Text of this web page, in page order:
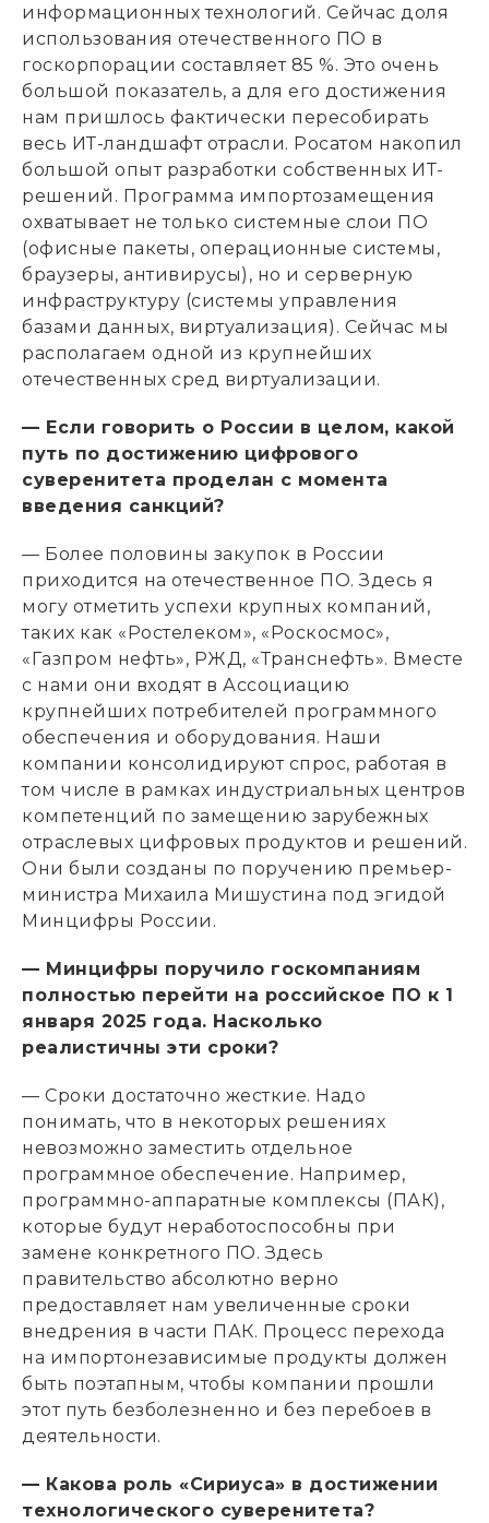
информационных технологий. Сейчас доля
использования отечественного ПО в
госкорпорации составляет 85 %. Это очень
большой показатель, а для его достижения
нам пришлось фактически пересобирать
весь ИТ-ландшафт отрасли. Росатом накопил
большой опыт разработки собственных ИТ-
решений. Программа импортозамещения
охватывает не только системные слои ПО
(офисные пакеты, операционные системы,
браузеры, антивирусы), но и серверную
инфраструктуру (системы управления
базами данных, виртуализация). Сейчас мы
располагаем одной из крупнейших
отечественных сред виртуализации.
— Если говорить о России в целом, какой
путь по достижению цифрового
суверенитета проделан с момента
введения санкций?
— Более половины закупок в России
приходится на отечественное ПО. Здесь я
могу отметить успехи крупных компаний,
таких как «Ростелеком», «Роскосмос»,
«Газпром нефть», РЖД, «Транснефть». Вместе
с нами они входят в Ассоциацию
крупнейших потребителей программного
обеспечения и оборудования. Наши
компании консолидируют спрос, работая в
том числе в рамках индустриальных центров
компетенций по замещению зарубежных
отраслевых цифровых продуктов и решений.
Они были созданы по поручению премьер-
министра Михаила Мишустина под эгидой
Минцифры России.
— Минцифры поручило госкомпаниям
полностью перейти на российское ПО к 1
января 2025 года. Насколько
реалистичны эти сроки?
— Сроки достаточно жесткие. Надо
понимать, что в некоторых решениях
невозможно заместить отдельное
программное обеспечение. Например,
программно-аппаратные комплексы (ПАК),
которые будут неработоспособны при
замене конкретного ПО. Здесь
правительство абсолютно верно
предоставляет нам увеличенные сроки
внедрения в части ПАК. Процесс перехода
на импортонезависимые продукты должен
быть поэтапным, чтобы компании прошли
этот путь безболезненно и без перебоев в
деятельности.
— Какова роль «Сириуса» в достижении
технологического суверенитета?